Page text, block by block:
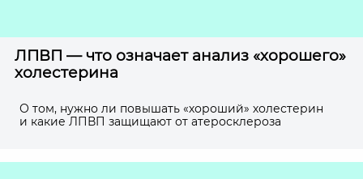
ЛПВП — что означает анализ «хорошего»
холестерина
О том, нужно ли повышать «хороший» холестерин
и какие ЛПВП защищают от атеросклероза